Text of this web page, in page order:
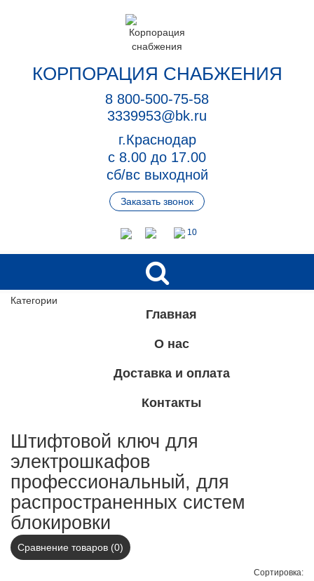
КОРПОРАЦИЯ СНАБЖЕНИЯ
8 800-500-75-58
3339953@bk.ru
г.Краснодар
с 8.00 до 17.00
сб/вс выходной
Заказать звонок
10
Категории
Главная
О нас
Доставка и оплата
Контакты
Штифтовой ключ для
электрошкафов
профессиональный, для
распространенных систем
блокировки
Сравнение товаров (0)
Сортировка: